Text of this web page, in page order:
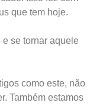
que tem hoje.
se tornar aquele
como este, não
Também estamos